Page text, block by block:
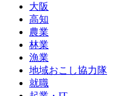
大阪
高知
農業
林業
漁業
地域おこし協力隊
就職